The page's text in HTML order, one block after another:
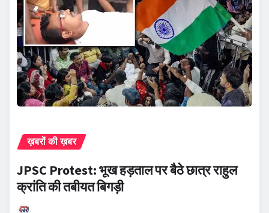
ख़बरों की ख़बर
JPSC Protest: भूख हड़ताल पर बैठे छात्र राहुल
क्रांति की तबीयत बिगड़ी